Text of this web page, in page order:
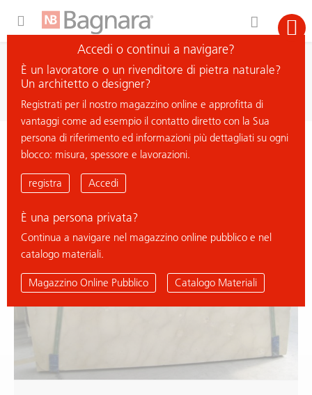
cerca materiale
< ritorna all'elenco
NEW MARFIL
% Deal
Accedi o continui a navigare?
È un lavoratore o un rivenditore di pietra naturale?
Un architetto o designer?
Registrati per il nostro magazzino online e approfitta di
vantaggi come ad esempio il contatto diretto con la Sua
persona di riferimento ed informazioni più dettagliati su ogni
blocco: misura, spessore e lavorazioni.
registra Accedi
È una persona privata?
Continua a navigare nel magazzino online pubblico e nel
catalogo materiali.
Magazzino Online Pubblico Catalogo Materiali